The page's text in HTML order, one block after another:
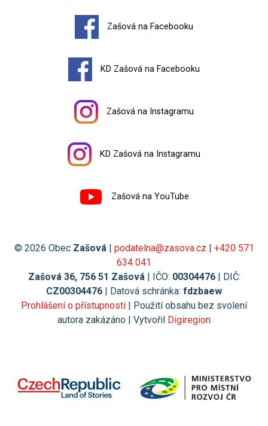
Zašová na Facebooku
KD Zašová na Facebooku
Zašová na Instagramu
KD Zašová na Instagramu
Zašová na YouTube
© 2026 Obec Zašová | podatelna@zasova.cz | +420 571
634 041
Zašová 36, 756 51 Zašová | IČO: 00304476| DIČ:
CZ00304476 | Datová schránka: fdzbaew
Prohlášení o přístupnosti | Použití obsahu bez svolení
autora zakázáno | Vytvořil Digiregion